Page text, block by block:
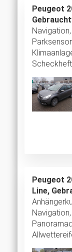
Peugeot
Scheckheft
Peugeot
Line,
Navigation,